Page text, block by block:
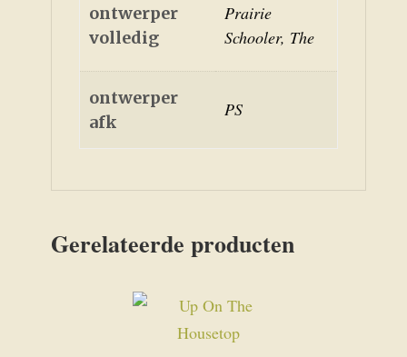
ontwerper
volledig
Prairie
Schooler, The
ontwerper
afk
PS
Gerelateerde producten